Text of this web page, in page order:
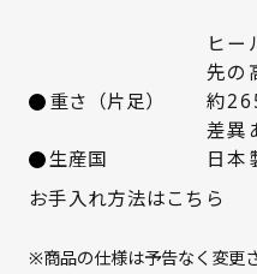
ヒー
先の
重さ（片足）
約
差異
生産国
日本
お手入れ方法はこちら
※商品の仕様は予告なく変更